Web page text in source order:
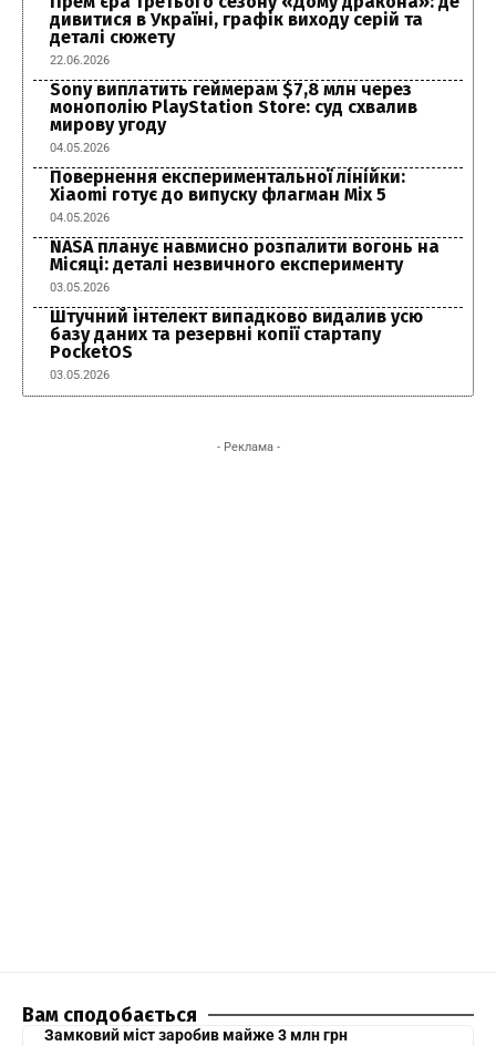
дивитися в Україні, графік виходу серій та
деталі сюжету
22.06.2026
Sony виплатить геймерам $7,8 млн через
монополію PlayStation Store: суд схвалив
мирову угоду
04.05.2026
Повернення експериментальної лінійки:
Xiaomi готує до випуску флагман Mix 5
04.05.2026
NASA планує навмисно розпалити вогонь на
Місяці: деталі незвичного експерименту
03.05.2026
Штучний інтелект випадково видалив усю
базу даних та резервні копії стартапу
PocketOS
03.05.2026
- Реклама -
Вам сподобається
Замковий міст заробив майже 3 млн грн